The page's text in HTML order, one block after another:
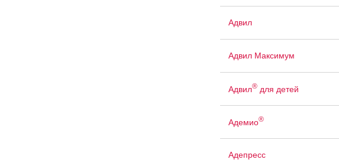
Адвил
Адвил Максимум
Адвил®для детей
Адемио®
Адепресс